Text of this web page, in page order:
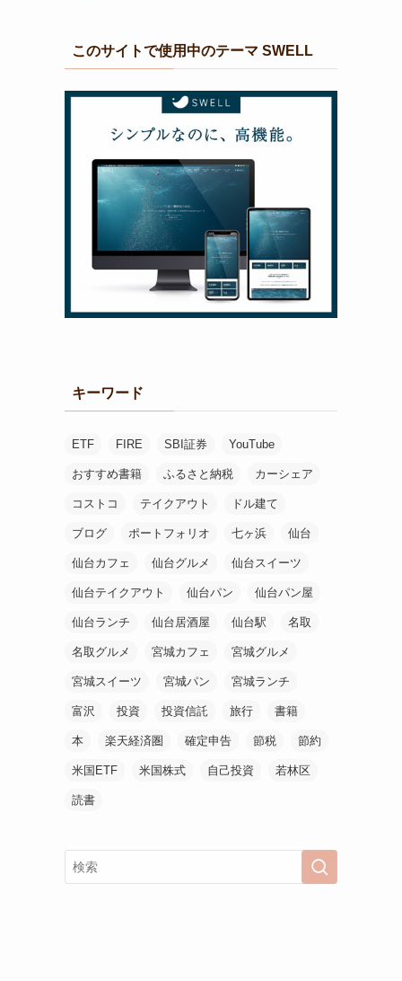
このサイトで使用中のテーマ SWELL
キーワード
ETF FIRE SBI証券 YouTube
おすすめ書籍 ふるさと納税 カーシェア
コストコ テイクアウト ドル建て
ブログ ポートフォリオ 七ヶ浜 仙台
仙台カフェ 仙台グルメ 仙台スイーツ
仙台テイクアウト 仙台パン 仙台パン屋
仙台ランチ 仙台居酒屋 仙台駅 名取
名取グルメ 宮城カフェ 宮城グルメ
宮城スイーツ 宮城パン 宮城ランチ
富沢 投資 投資信託 旅行 書籍
本 楽天経済圏 確定申告 節税 節約
米国ETF 米国株式 自己投資 若林区
読書